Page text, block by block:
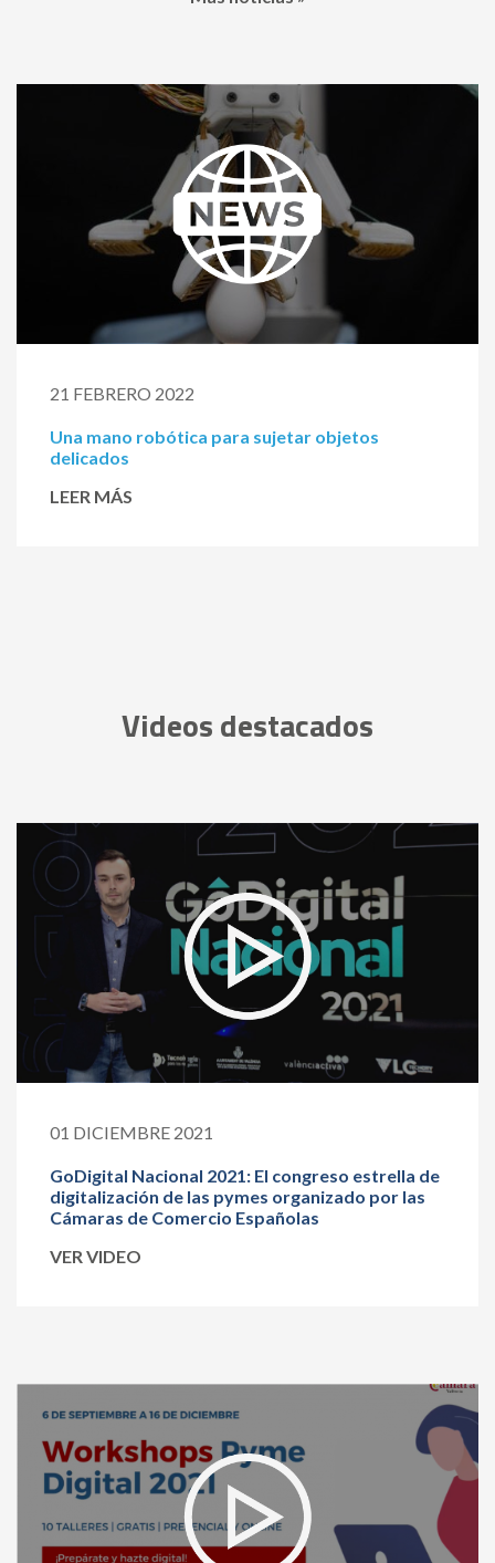
21 FEBRERO 2022
Una mano robótica para sujetar objetos
delicados
LEER MÁS
Videos destacados
01 DICIEMBRE 2021
GoDigital Nacional 2021: El congreso estrella de
digitalización de las pymes organizado por las
Cámaras de Comercio Españolas
VER VIDEO